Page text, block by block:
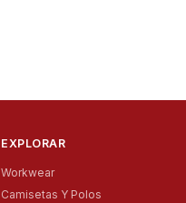
EXPLORAR
Workwear
Camisetas Y Polos